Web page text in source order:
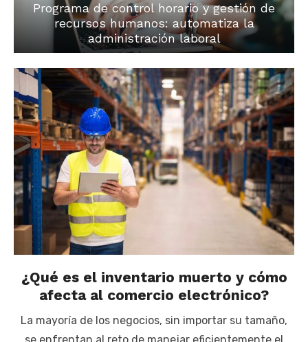
Programa de control horario y gestión de
recursos humanos: automatiza la
administración laboral
¿Qué es el inventario muerto y cómo
afecta al comercio electrónico?
La mayoría de los negocios, sin importar su tamaño,